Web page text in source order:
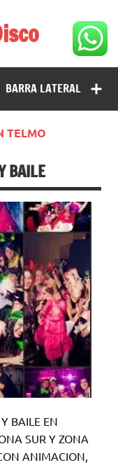
SHOW GUIA DE
BARRA LATERAL
TELMO
BAILE
BAILE EN
SUR Y ZONA
ANIMACION,